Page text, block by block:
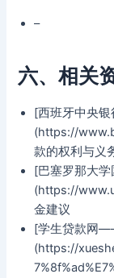
–
六、相关
[西班牙中央
(https://
款的权利与义
[巴塞罗那大
(https://
金建议
[学生贷款网
(https://